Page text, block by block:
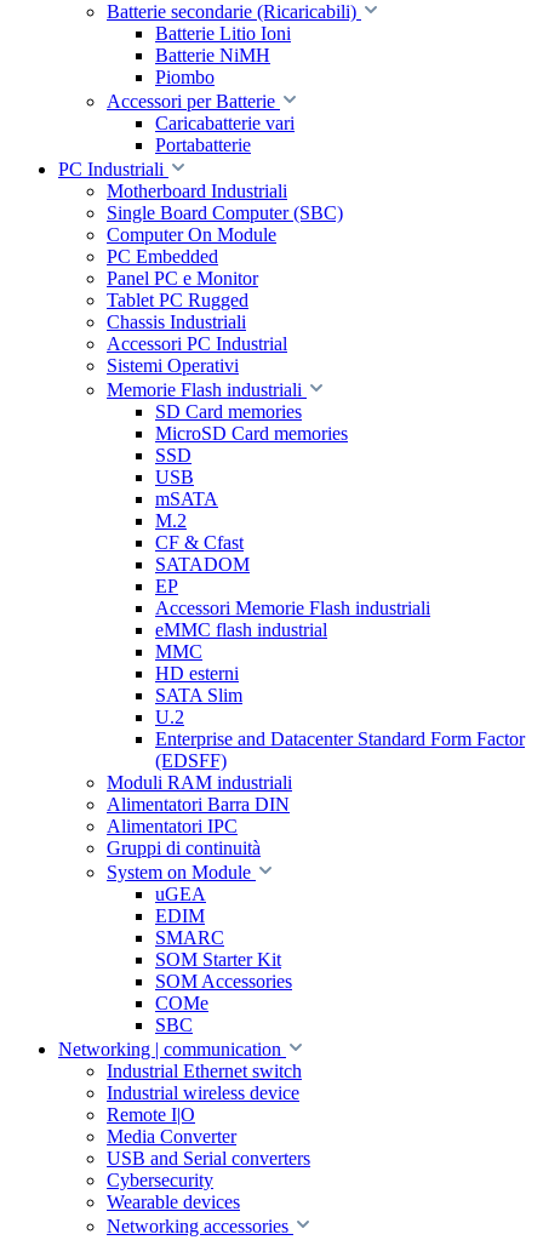
Batterie secondarie (Ricaricabili)
Batterie Litio Ioni
Batterie NiMH
Piombo
Accessori per Batterie
Caricabatterie vari
Portabatterie
PC Industriali
Motherboard Industriali
Single Board Computer (SBC)
Computer On Module
PC Embedded
Panel PC e Monitor
Tablet PC Rugged
Chassis Industriali
Accessori PC Industrial
Sistemi Operativi
Memorie Flash industriali
SD Card memories
MicroSD Card memories
SSD
USB
mSATA
M.2
CF & Cfast
SATADOM
EP
Accessori Memorie Flash industriali
eMMC flash industrial
MMC
HD esterni
SATA Slim
U.2
Enterprise and Datacenter Standard Form Factor
(EDSFF)
Moduli RAM industriali
Alimentatori Barra DIN
Alimentatori IPC
Gruppi di continuità
System on Module
uGEA
EDIM
SMARC
SOM Starter Kit
SOM Accessories
COMe
SBC
Networking | communication
Industrial Ethernet switch
Industrial wireless device
Remote I|O
Media Converter
USB and Serial converters
Cybersecurity
Wearable devices
Networking accessories